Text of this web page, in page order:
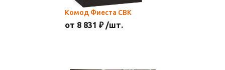
Комод Фиеста СВК
от 8 831 ₽ /шт.